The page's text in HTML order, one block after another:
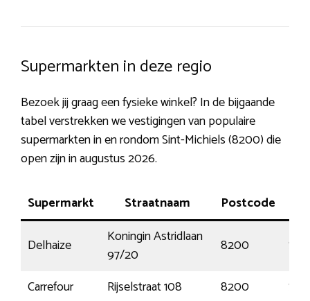
Supermarkten in deze regio
Bezoek jij graag een fysieke winkel? In de bijgaande
tabel verstrekken we vestigingen van populaire
supermarkten in en rondom Sint-Michiels (8200) die
open zijn in augustus 2026.
Supermarkt Straatnaam Postcode
Delhaize
Koningin Astridlaan
97/20
8200
Carrefour
Rijselstraat 108 8200